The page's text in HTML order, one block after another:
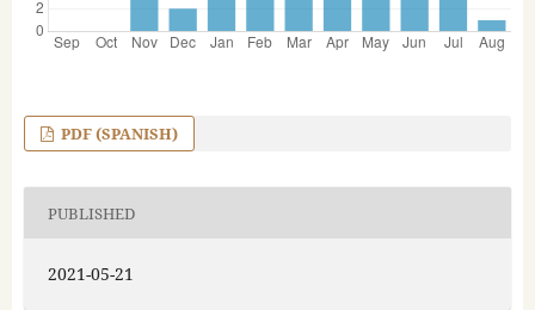
PDF (SPANISH)
PUBLISHED
2021-05-21